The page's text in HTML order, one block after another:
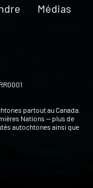
Médias
partout au Canada.
Nations — plus de
autochtones ainsi que